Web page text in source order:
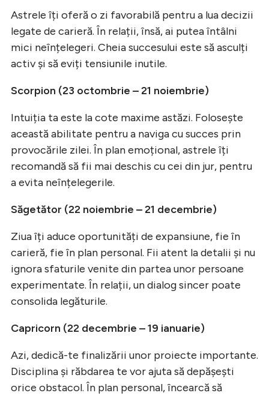
Astrele îți oferă o zi favorabilă pentru a lua decizii
legate de carieră. În relații, însă, ai putea întâlni
mici neînțelegeri. Cheia succesului este să asculți
activ și să eviți tensiunile inutile.
Scorpion (23 octombrie – 21 noiembrie)
Intuiția ta este la cote maxime astăzi. Folosește
această abilitate pentru a naviga cu succes prin
provocările zilei. În plan emoțional, astrele îți
recomandă să fii mai deschis cu cei din jur, pentru
a evita neînțelegerile.
Săgetător (22 noiembrie – 21 decembrie)
Ziua îți aduce oportunități de expansiune, fie în
carieră, fie în plan personal. Fii atent la detalii și nu
ignora sfaturile venite din partea unor persoane
experimentate. În relații, un dialog sincer poate
consolida legăturile.
Capricorn (22 decembrie – 19 ianuarie)
Azi, dedică-te finalizării unor proiecte importante.
Disciplina și răbdarea te vor ajuta să depășești
orice obstacol. În plan personal, încearcă să